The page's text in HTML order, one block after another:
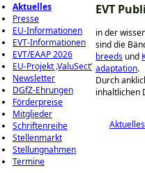
Aktuelles
Presse
EU-Informationen
EVT-Informationen
EVT/EAAP 2026
EU-Projekt ‚ValuSect‘
Newsletter
DGfZ-Ehrungen
Förderpreise
Mitglieder
Schriftenreihe
Stellenmarkt
Stellungnahmen
Termine
EVT
in der
sind die
breeds und
adaptation.
Durch
inhaltlichen
Aktuelles